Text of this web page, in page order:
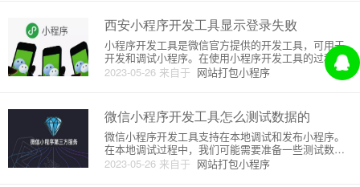
发者工具中完成相关调试和
西安小程序开发工具显示登录失败
2023-05-26 来自于 网站打包小程序
小程序开发工具是微信官方提供的开发工具，可用于
开发和调试小程序。在使用小程序开发工具的过程
中，有些用户可能会遇到“登录失败”的问题。那么，为
什么会出现这种问题呢？1. 网络问题首先，登录失败
网进行登录，在网络状
微信小程序开发工具怎么测试数据的
2023-05-26 来自于 网站打包小程序
微信小程序开发工具支持在本地调试和发布小程序。
在本地调试过程中，我们可能需要准备一些测试数
据，以确保小程序的功能和界面正常运行。微信小程
序开发工具内置了一个调试工具，可以模拟真实的用